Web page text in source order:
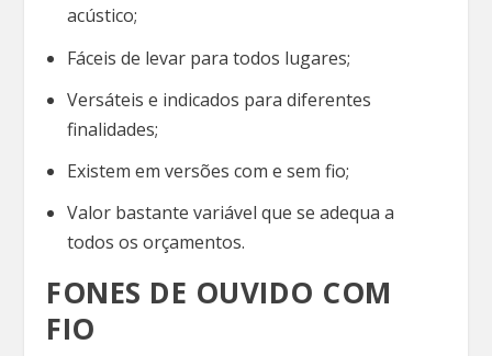
acústico;
Fáceis de levar para todos lugares;
Versáteis e indicados para diferentes
finalidades;
Existem em versões com e sem fio;
Valor bastante variável que se adequa a
todos os orçamentos.
FONES DE OUVIDO COM
FIO